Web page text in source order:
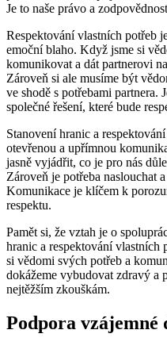
Je to naše právo a
Respektování vlastních potřeb
emoční blaho. Když jsme si
komunikovat a dát partnerovi
Zároveň si ale musíme být
ve shodě s potřebami partnera.
společné řešení, které bude
Stanovení hranic a
otevřenou a upřímnou
jasně vyjádřit, co je pro nás
Zároveň je potřeba naslouchat
Komunikace je klíčem k
respektu.
Pamět si, že vztah je o
hranic a respektování
si vědomi svých potřeb a
dokážeme vybudovat zdravý a
nejtěžším zkouškám.
Podpora vzájemné